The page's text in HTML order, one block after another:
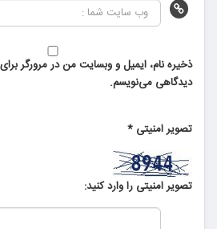
ذخیره نام، ایمیل و وبسایت من در مرورگر
دیدگاهی می‌نویسم.
تصویر امنیتی *
تصویر امنیتی را وارد کنید: